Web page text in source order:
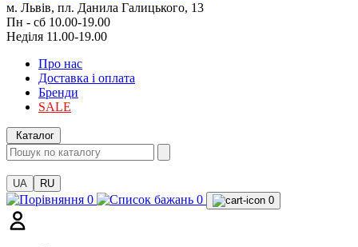
м. Львів, пл. Данила Галицького, 13
Пн - сб 10.00-19.00
Неділя 11.00-19.00
Про нас
Доставка і оплата
Бренди
SALE
Каталог
UA RU
0 0 0